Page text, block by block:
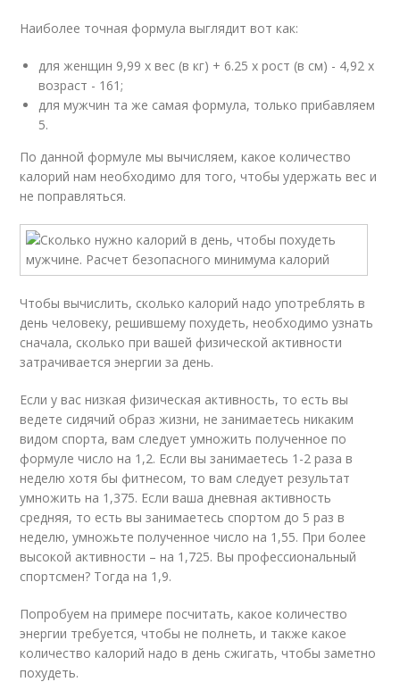
Наиболее точная формула выглядит вот как:
для женщин 9,99 х вес (в кг) + 6.25 х рост (в см) - 4,92 х
возраст - 161;
для мужчин та же самая формула, только прибавляем
5.
По данной формуле мы вычисляем, какое количество
калорий нам необходимо для того, чтобы удержать вес и
не поправляться.
Чтобы вычислить, сколько калорий надо употреблять в
день человеку, решившему похудеть, необходимо узнать
сначала, сколько при вашей физической активности
затрачивается энергии за день.
Если у вас низкая физическая активность, то есть вы
ведете сидячий образ жизни, не занимаетесь никаким
видом спорта, вам следует умножить полученное по
формуле число на 1,2. Если вы занимаетесь 1-2 раза в
неделю хотя бы фитнесом, то вам следует результат
умножить на 1,375. Если ваша дневная активность
средняя, то есть вы занимаетесь спортом до 5 раз в
неделю, умножьте полученное число на 1,55. При более
высокой активности – на 1,725. Вы профессиональный
спортсмен? Тогда на 1,9.
Попробуем на примере посчитать, какое количество
энергии требуется, чтобы не полнеть, и также какое
количество калорий надо в день сжигать, чтобы заметно
похудеть.